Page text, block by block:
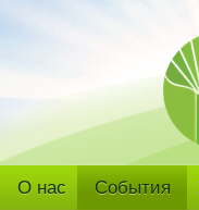
О нас События